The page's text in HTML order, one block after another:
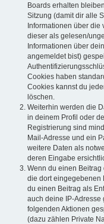
Boards erhalten
Sitzung (damit dir alle
Informationen über die
dieser als gelesen/
Informationen über
angemeldet bist)
Cookies haben
Cookies kannst du
löschen.
Weiterhin werden die
in deinem Profil oder
Registrierung sind
Mail-Adresse und ein
weitere Daten als
deren Eingabe
Wenn du einen
die dort eingegebenen
du einen Beitrag als
auch deine IP-Adresse
folgenden Aktionen
(dazu zählen Private